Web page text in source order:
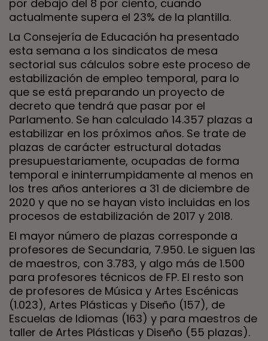
por debajo del 8 por ciento, cuando
actualmente supera el 23% de la plantilla.
La Consejería de Educación ha presentado
esta semana a los sindicatos de mesa
sectorial sus cálculos sobre este proceso de
estabilización de empleo temporal, para lo
que se está preparando un proyecto de
decreto que tendrá que pasar por el
Parlamento. Se han calculado 14.357 plazas a
estabilizar en los próximos años. Se trate de
plazas de carácter estructural dotadas
presupuestariamente, ocupadas de forma
temporal e ininterrumpidamente al menos en
los tres años anteriores a 31 de diciembre de
2020 y que no se hayan visto incluidas en los
procesos de estabilización de 2017 y 2018.
El mayor número de plazas corresponde a
profesores de Secundaria, 7.950. Le siguen las
de maestros, con 3.783, y algo más de 1.500
para profesores técnicos de FP. El resto son
de profesores de Música y Artes Escénicas
(1.023), Artes Plásticas y Diseño (157), de
Escuelas de Idiomas (163) y para maestros de
taller de Artes Plásticas y Diseño (55 plazas).